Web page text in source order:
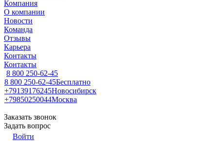
Компания
О компании
Новости
Команда
Отзывы
Карьера
Контакты
Контакты
8 800 250-62-45
8 800 250-62-45Бесплатно
+79139176245Новосибирск
+79850250044Москва
Заказать звонок
Задать вопрос
Войти